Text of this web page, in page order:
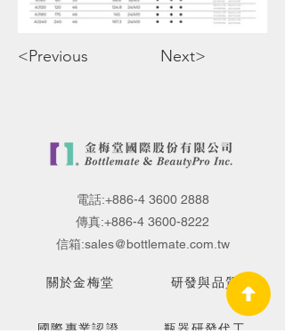
<Previous Next>
電話:+886-4 3600 2888
傳真:+886-4 3600-8222
信箱:sales@bottlemate.com.tw
關於金梅堂 研發與品質
國際專業認證 瓶器研發代工